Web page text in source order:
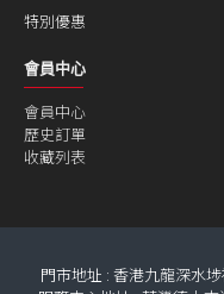
特別優惠
會員中心
會員中心
歷史訂單
收藏列表
門市地址 : 香港九龍深水